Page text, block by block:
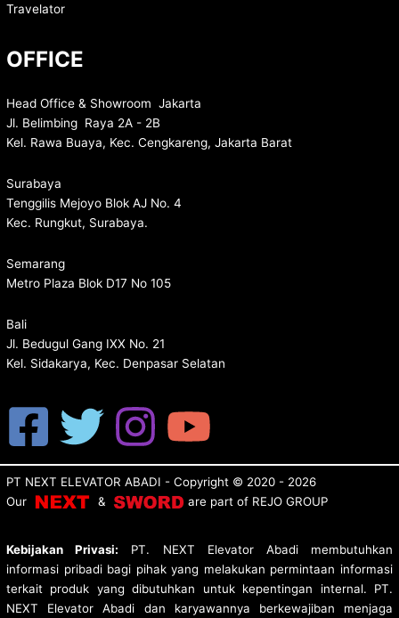
Travelator
OFFICE
Head Office & Showroom Jakarta
Jl. Belimbing Raya 2A - 2B
Kel. Rawa Buaya, Kec. Cengkareng, Jakarta Barat
Surabaya
Tenggilis Mejoyo Blok AJ No. 4
Kec. Rungkut, Surabaya.
Semarang
Metro Plaza Blok D17 No 105
Bali
Jl. Bedugul Gang IXX No. 21
Kel. Sidakarya, Kec. Denpasar Selatan
PT NEXT ELEVATOR ABADI - Copyright © 2020 - 2026
Our
& are part of REJO GROUP
Kebijakan Privasi: PT. NEXT Elevator Abadi membutuhkan
informasi pribadi bagi pihak yang melakukan permintaan informasi
terkait produk yang dibutuhkan untuk kepentingan internal. PT.
NEXT Elevator Abadi dan karyawannya berkewajiban menjaga